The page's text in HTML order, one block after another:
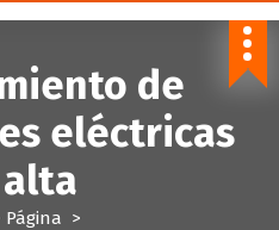
de
eléctricas
Página >